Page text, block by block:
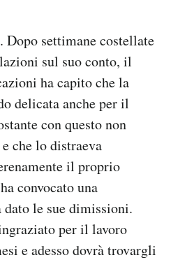
settimane costellate
sul suo conto, il
ha capito che la
delicata anche per il
con questo non
che lo distraeva
il proprio
convocato una
dato le sue dimissioni.
per il lavoro
e adesso dovrà trovargli